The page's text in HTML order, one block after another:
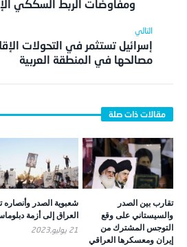
ومفاوضات الربط السككي
إسرائيل تستثمر في التحولات
مصالحها في المنطقة العربية
تقارب بين الصدر
والسيستاني على وقع
التوجس المشترك من
إيران ومعسكرها العراقي
شعبوية الصدر وأنصاره
العراق إلى أزمة
21 يوليو,2023